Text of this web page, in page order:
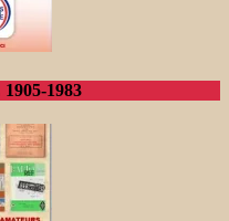
1983